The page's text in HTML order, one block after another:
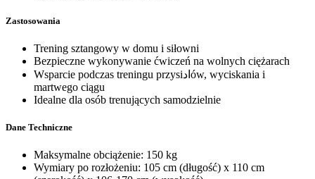
Zastosowania
Trening sztangowy w domu i siłowni
Bezpieczne wykonywanie ćwiczeń na wolnych ciężarach
Wsparcie podczas treningu przysiادów, wyciskania i
martwego ciągu
Idealne dla osób trenujących samodzielnie
Dane Techniczne
Maksymalne obciążenie: 150 kg
Wymiary po rozłożeniu: 105 cm (długość) x 110 cm